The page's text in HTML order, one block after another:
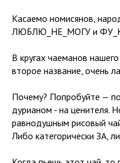
Касаемо номисянов,
ЛЮБЛЮ_НЕ_МОГУ и
В кругах чаеманов
второе название, очень
Почему? Попробуйте —
дурианом - на ценителя.
равнодушным рисовый
Либо категорически ЗА,